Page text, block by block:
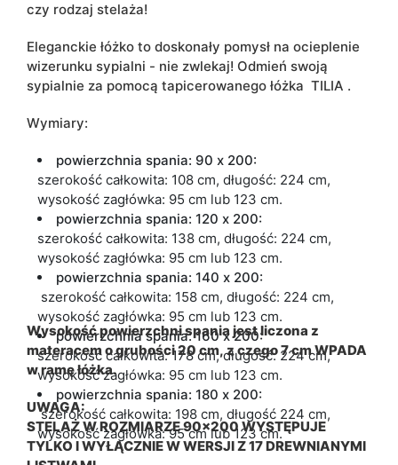
czy rodzaj stelaża!
Eleganckie łóżko to doskonały pomysł na ocieplenie
wizerunku sypialni - nie zwlekaj! Odmień swoją
sypialnie za pomocą tapicerowanego łóżka TILIA .
Wymiary:
powierzchnia spania: 90 x 200:
szerokość całkowita: 108 cm, długość: 224 cm,
wysokość zagłówka: 95 cm lub 123 cm.
powierzchnia spania: 120 x 200:
szerokość całkowita: 138 cm, długość: 224 cm,
wysokość zagłówka: 95 cm lub 123 cm.
powierzchnia spania: 140 x 200:
szerokość całkowita: 158 cm, długość: 224 cm,
wysokość zagłówka: 95 cm lub 123 cm.
powierzchnia spania: 160 x 200:
szerokość całkowita: 178 cm, długość: 224 cm,
wysokość zagłówka: 95 cm lub 123 cm.
powierzchnia spania: 180 x 200:
szerokość całkowita: 198 cm, długość 224 cm,
wysokość zagłówka: 95 cm lub 123 cm.
Wysokość powierzchni spania jest liczona z
materacem o grubości 20 cm, z czego 7 cm WPADA
w ramę łóżka.
UWAGA:
STELAŻ W ROZMIARZE 90x200 WYSTĘPUJE
TYLKO I WYŁĄCZNIE W WERSJI Z 17 DREWNIANYMI